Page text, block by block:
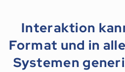
Interaktion
Format und in
Systemen